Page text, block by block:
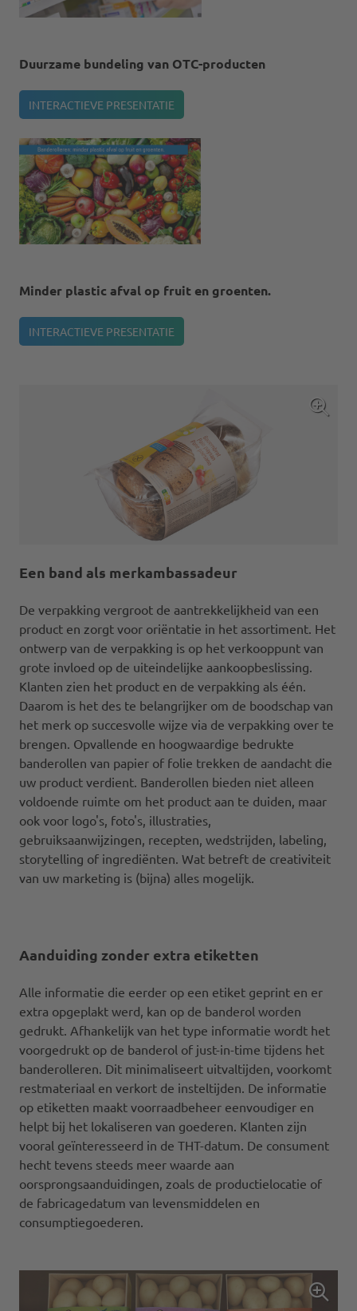
Duurzame bundeling van OTC-producten
INTERACTIEVE PRESENTATIE
Minder plastic afval op fruit en groenten.
INTERACTIEVE PRESENTATIE
Een band als merkambassadeur
De verpakking vergroot de aantrekkelijkheid van een
product en zorgt voor oriëntatie in het assortiment. Het
ontwerp van de verpakking is op het verkooppunt van
grote invloed op de uiteindelijke aankoopbeslissing.
Klanten zien het product en de verpakking als één.
Daarom is het des te belangrijker om de boodschap van
het merk op succesvolle wijze via de verpakking over te
brengen. Opvallende en hoogwaardige bedrukte
banderollen van papier of folie trekken de aandacht die
uw product verdient. Banderollen bieden niet alleen
voldoende ruimte om het product aan te duiden, maar
ook voor logo's, foto's, illustraties,
gebruiksaanwijzingen, recepten, wedstrijden, labeling,
storytelling of ingrediënten. Wat betreft de creativiteit
van uw marketing is (bijna) alles mogelijk.
Aanduiding zonder extra etiketten
Alle informatie die eerder op een etiket geprint en er
extra opgeplakt werd, kan op de banderol worden
gedrukt. Afhankelijk van het type informatie wordt het
voorgedrukt op de banderol of just-in-time tijdens het
banderolleren. Dit minimaliseert uitvaltijden, voorkomt
restmateriaal en verkort de insteltijden. De informatie
op etiketten maakt voorraadbeheer eenvoudiger en
helpt bij het lokaliseren van goederen. Klanten zijn
vooral geïnteresseerd in de THT-datum. De consument
hecht tevens steeds meer waarde aan
oorsprongsaanduidingen, zoals de productielocatie of
de fabricagedatum van levensmiddelen en
consumptiegoederen.